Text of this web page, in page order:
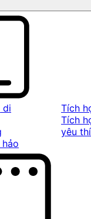
di
Tích
Tích
yêu